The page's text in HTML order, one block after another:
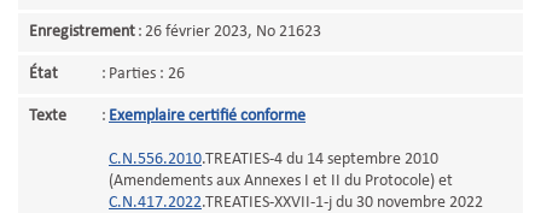
Enregistrement : 26 février 2023, No 21623
État : Parties : 26
Texte : Exemplaire certifié conforme
C.N.556.2010.TREATIES-4 du 14 septembre 2010
(Amendements aux Annexes I et II du Protocole) et
C.N.417.2022.TREATIES-XXVII-1-j du 30 novembre 2022